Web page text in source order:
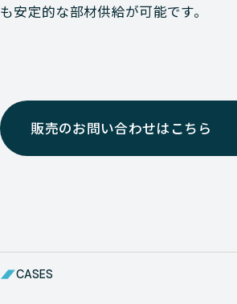
も安定的な部材供給が可能です。
販売のお問い合わせはこちら
CASES